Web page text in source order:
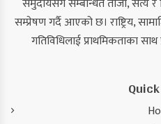
समुदायसँग सम्बन्धित ताजा, सत्य र
सम्प्रेषण गर्दै आएको छ। राष्ट्रिय,
गतिविधिलाई प्राथमिकताका साथ